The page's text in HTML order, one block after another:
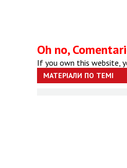
Oh no,
If you own this website,
МАТЕРІАЛИ ПО ТЕМІ